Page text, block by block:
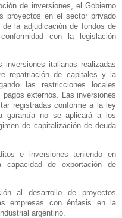
de inversiones, el Gobierno
proyectos en el sector privado
la adjudicación de fondos de
con la legislación
inversiones italianas realizadas
repatriación de capitales y la
las restricciones locales
externos. Las inversiones
registradas conforme a la ley
garantía no se aplicará a los
de capitalización de deuda
e inversiones teniendo en
de exportación de
al desarrollo de proyectos
empresas con énfasis en la
argentino.